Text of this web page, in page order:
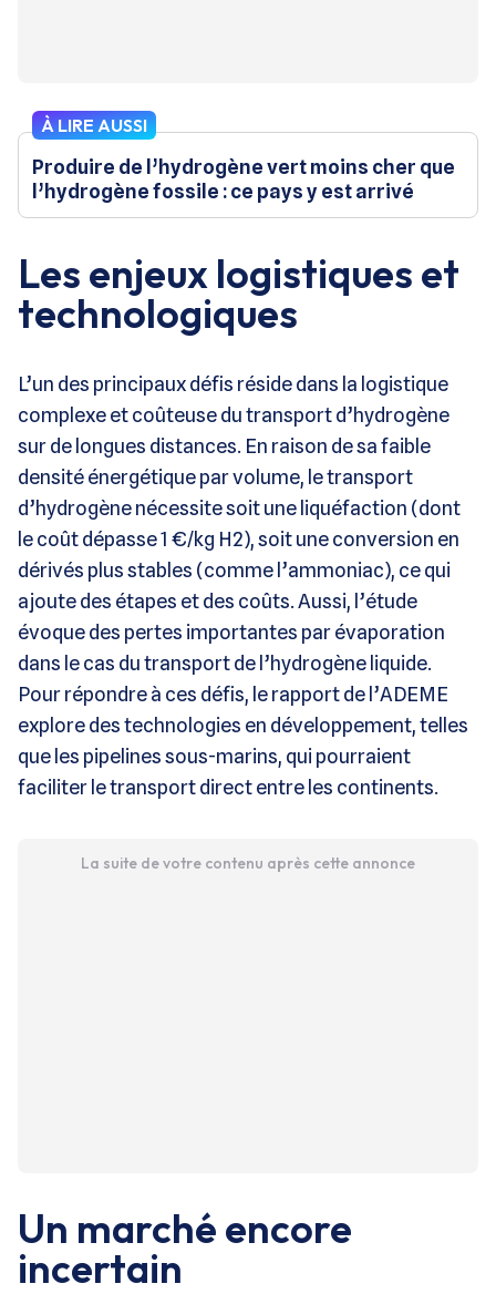
À LIRE AUSSI
Produire de l’hydrogène vert moins cher que
l’hydrogène fossile : ce pays y est arrivé
Les enjeux logistiques et
technologiques
L’un des principaux défis réside dans la logistique
complexe et coûteuse du transport d’hydrogène
sur de longues distances. En raison de sa faible
densité énergétique par volume, le transport
d’hydrogène nécessite soit une liquéfaction (dont
le coût dépasse 1 €/kg H2), soit une conversion en
dérivés plus stables (comme l’ammoniac), ce qui
ajoute des étapes et des coûts. Aussi, l’étude
évoque des pertes importantes par évaporation
dans le cas du transport de l’hydrogène liquide.
Pour répondre à ces défis, le rapport de l’ADEME
explore des technologies en développement, telles
que les pipelines sous-marins, qui pourraient
faciliter le transport direct entre les continents.
La suite de votre contenu après cette annonce
Un marché encore
incertain